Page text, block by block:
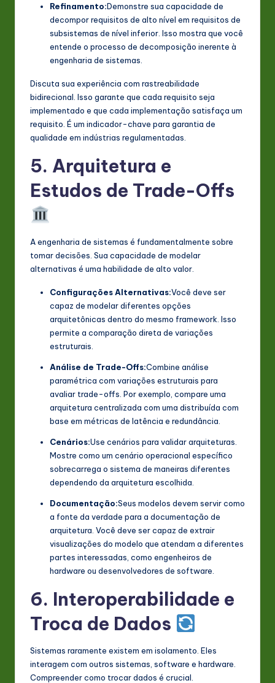
Refinamento:Demonstre sua capacidade de
decompor requisitos de alto nível em requisitos de
subsistemas de nível inferior. Isso mostra que você
entende o processo de decomposição inerente à
engenharia de sistemas.
Discuta sua experiência com rastreabilidade
bidirecional. Isso garante que cada requisito seja
implementado e que cada implementação satisfaça um
requisito. É um indicador-chave para garantia de
qualidade em indústrias regulamentadas.
5. Arquitetura e
Estudos de Trade-Offs
A engenharia de sistemas é fundamentalmente sobre
tomar decisões. Sua capacidade de modelar
alternativas é uma habilidade de alto valor.
Configurações Alternativas:Você deve ser
capaz de modelar diferentes opções
arquitetônicas dentro do mesmo framework. Isso
permite a comparação direta de variações
estruturais.
Análise de Trade-Offs:Combine análise
paramétrica com variações estruturais para
avaliar trade-offs. Por exemplo, compare uma
arquitetura centralizada com uma distribuída com
base em métricas de latência e redundância.
Cenários:Use cenários para validar arquiteturas.
Mostre como um cenário operacional específico
sobrecarrega o sistema de maneiras diferentes
dependendo da arquitetura escolhida.
Documentação:Seus modelos devem servir como
a fonte da verdade para a documentação de
arquitetura. Você deve ser capaz de extrair
visualizações do modelo que atendam a diferentes
partes interessadas, como engenheiros de
hardware ou desenvolvedores de software.
6. Interoperabilidade e
Troca de Dados
Sistemas raramente existem em isolamento. Eles
interagem com outros sistemas, software e hardware.
Compreender como trocar dados é crucial.